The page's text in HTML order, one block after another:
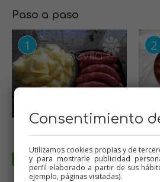
Paso a paso
Consentimiento
Utilizamos cookies propias y de
y para mostrarle publicidad
perfil elaborado a partir de sus
ejemplo, páginas visitadas).